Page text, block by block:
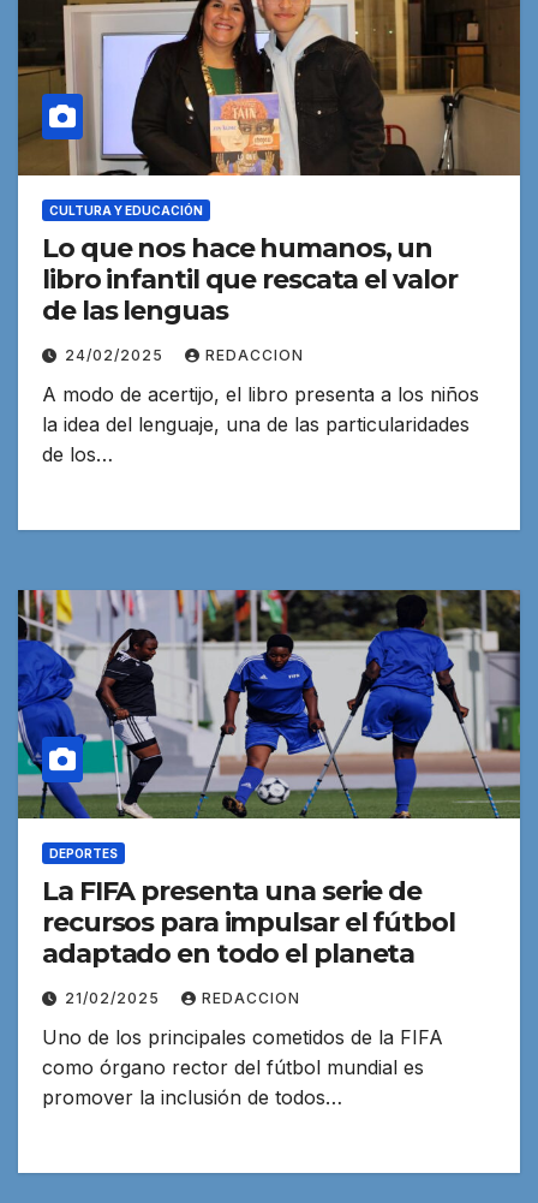
CULTURA Y EDUCACIÓN
Lo que nos hace humanos, un
libro infantil que rescata el valor
de las lenguas
24/02/2025 REDACCION
A modo de acertijo, el libro presenta a los niños
la idea del lenguaje, una de las particularidades
de los…
DEPORTES
La FIFA presenta una serie de
recursos para impulsar el fútbol
adaptado en todo el planeta
21/02/2025 REDACCION
Uno de los principales cometidos de la FIFA
como órgano rector del fútbol mundial es
promover la inclusión de todos…